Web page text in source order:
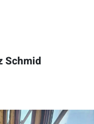
Schmid